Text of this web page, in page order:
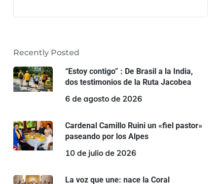
Recently Posted
“Estoy contigo” : De Brasil a la India,
dos testimonios de la Ruta Jacobea
6 de agosto de 2026
Cardenal Camillo Ruini un «fiel pastor»
paseando por los Alpes
10 de julio de 2026
La voz que une: nace la Coral